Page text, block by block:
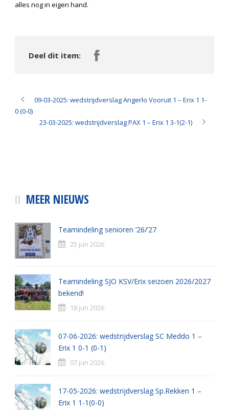
alles nog in eigen hand.
Deel dit item:
09-03-2025: wedstrijdverslag Angerlo Vooruit 1 – Erix 1 1-
0 (0-0)
23-03-2025: wedstrijdverslag PAX 1 – Erix 1 3-1(2-1)
MEER NIEUWS
Teamindeling senioren ’26/’27
25 jun 2026
Teamindeling SJO KSV/Erix seizoen 2026/2027
bekend!
18 jun 2026
07-06-2026: wedstrijdverslag SC Meddo 1 –
Erix 1 0-1 (0-1)
07 jun 2026
17-05-2026: wedstrijdverslag Sp.Rekken 1 –
Erix 1 1-1(0-0)